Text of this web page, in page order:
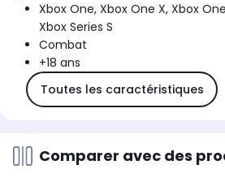
Xbox One, Xbox One X, Xbox
Xbox Series S
Combat
+18 ans
Toutes les caractéristiques
Comparer avec des